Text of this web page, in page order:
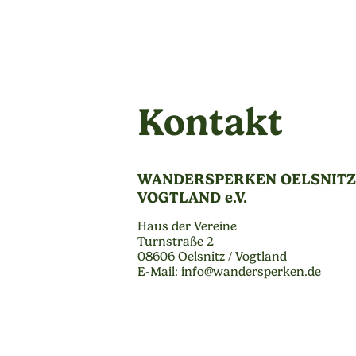
Kontakt
WANDERSPERKEN
VOGTLAND e.V.
Haus der Vereine
Turnstraße 2
08606 Oelsnitz / Vogtland
E-Mail: info@wandersperken.de